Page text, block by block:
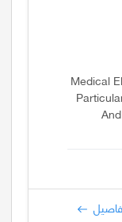
Medical